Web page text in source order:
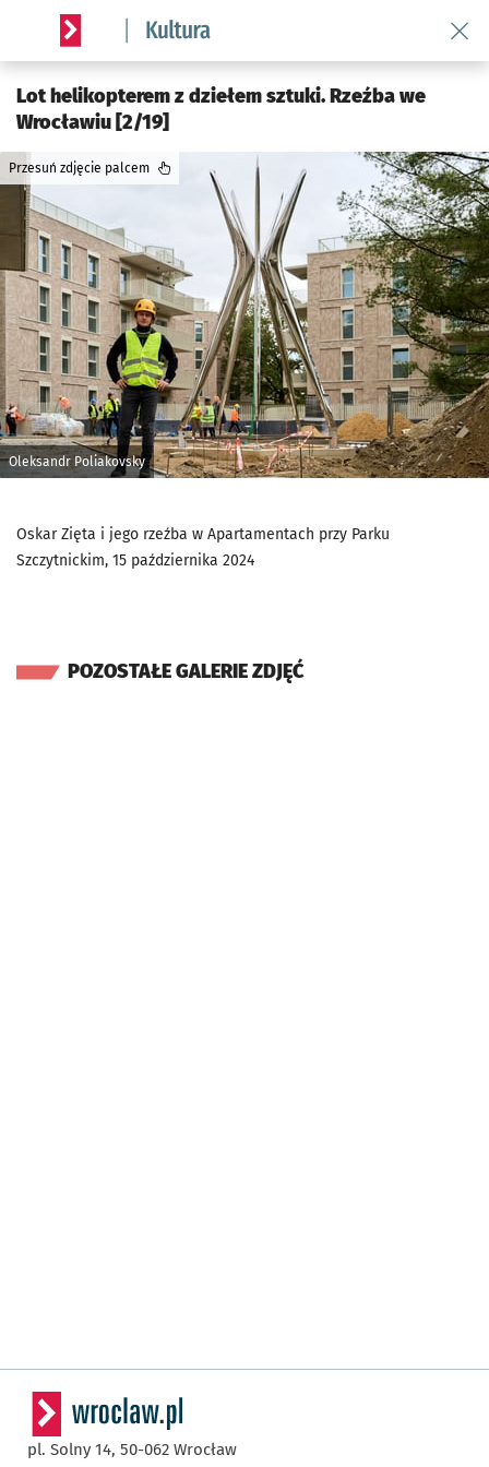
Serwis informacyjny wroclaw.pl podserwis: Kultura
Lot helikopterem z dziełem sztuki. Rzeźba we
Wrocławiu [2/19]
Oleksandr Poliakovsky
Przesuń zdjęcie palcem
Oskar Zięta i jego rzeźba w Apartamentach przy Parku
Szczytnickim, 15 października 2024
POZOSTAŁE GALERIE ZDJĘĆ
pl. Solny 14, 50-062 Wrocław